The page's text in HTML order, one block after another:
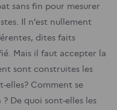
sans fin pour mesurer
Il n’est nullement
dites faits
Mais il faut accepter la
sont construites les
elles? Comment se
De quoi sont-elles les